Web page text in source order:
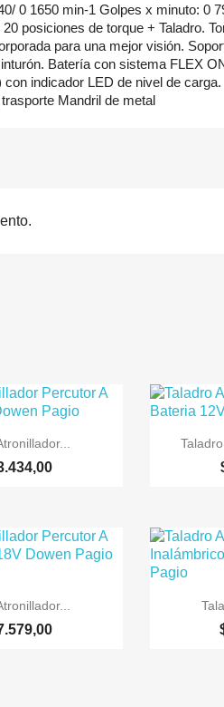
0 1650 min-1 Golpes x minuto: 0
posiciones de torque + Taladro.
para una mejor visión.
Batería con sistema FLEX
con indicador LED de nivel de
Mandril de metal
rápida
rápida